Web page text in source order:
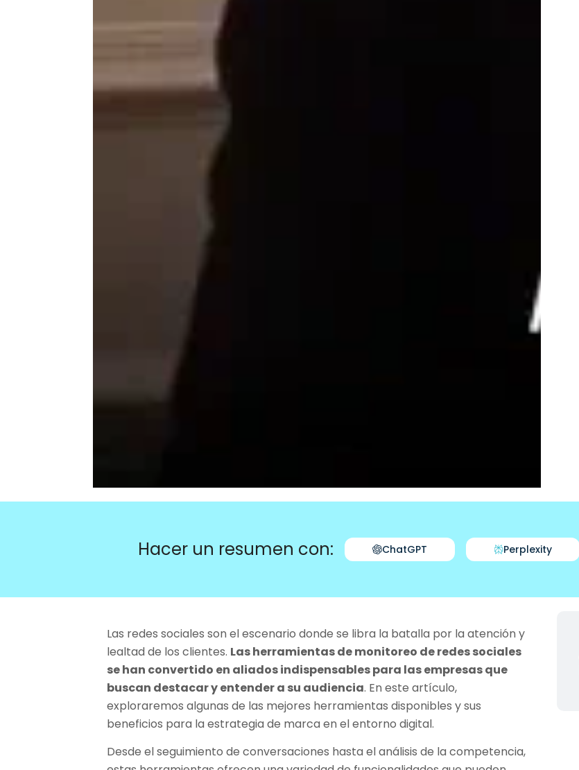
Hacer un resumen con: ChatGPT Perplexity
Las redes sociales son el escenario donde se libra la batalla por la atención y
lealtad de los clientes. Las herramientas de monitoreo de redes sociales
se han convertido en aliados indispensables para las empresas que
buscan destacar y entender a su audiencia. En este artículo,
exploraremos algunas de las mejores herramientas disponibles y sus
beneficios para la estrategia de marca en el entorno digital.
Desde el seguimiento de conversaciones hasta el análisis de la competencia,